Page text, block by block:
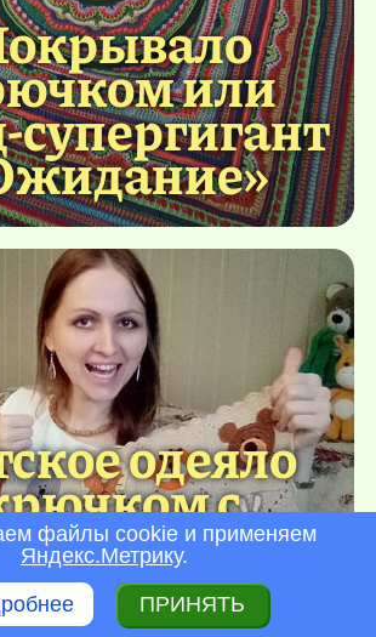
или
супергигант
одеяло
с
тиграми
файлы cookie и применяем
Яндекс.Метрику.
ПРИНЯТЬ